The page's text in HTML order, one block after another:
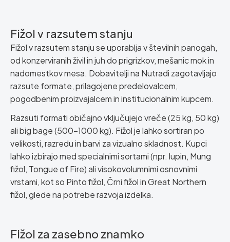
Fižol v razsutem stanju
Fižol v razsutem stanju se uporablja v številnih panogah,
od konzerviranih živil in juh do prigrizkov, mešanic mok in
nadomestkov mesa. Dobavitelji na Nutradi zagotavljajo
razsute formate, prilagojene predelovalcem,
pogodbenim proizvajalcem in institucionalnim kupcem.
Razsuti formati običajno vključujejo vreče (25 kg, 50 kg)
ali big bage (500–1000 kg). Fižol je lahko sortiran po
velikosti, razredu in barvi za vizualno skladnost. Kupci
lahko izbirajo med specialnimi sortami (npr. lupin, Mung
fižol, Tongue of Fire) ali visokovolumnimi osnovnimi
vrstami, kot so Pinto fižol, Črni fižol in Great Northern
fižol, glede na potrebe razvoja izdelka.
Fižol za zasebno znamko